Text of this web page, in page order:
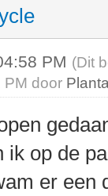
PM (Dit
PM door
ik op de
er een